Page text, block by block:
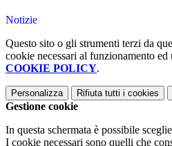
Notizie
Questo sito o gli strumenti terzi da
cookie necessari al funzionamento
COOKIE POLICY.
Personalizza Rifiuta tutti i cookies
Gestione cookie
In questa schermata è possibile
I cookie necessari sono quelli che